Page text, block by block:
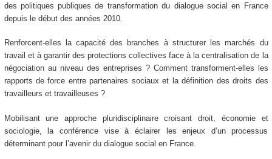
des politiques publiques de transformation du dialogue social en France
depuis le début des années 2010.
Renforcent-elles la capacité des branches à structurer les marchés du
travail et à garantir des protections collectives face à la centralisation de la
négociation au niveau des entreprises ? Comment transforment-elles les
rapports de force entre partenaires sociaux et la définition des droits des
travailleurs et travailleuses ?
Mobilisant une approche pluridisciplinaire croisant droit, économie et
sociologie, la conférence vise à éclairer les enjeux d’un processus
déterminant pour l’avenir du dialogue social en France.